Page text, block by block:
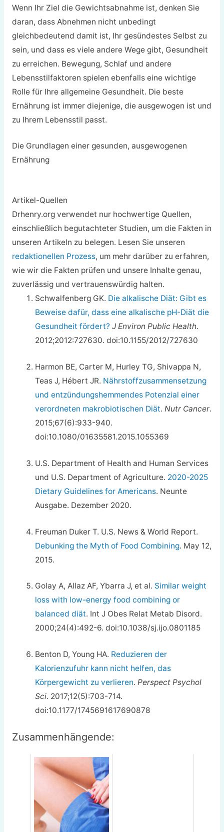
Wenn Ihr Ziel die Gewichtsabnahme ist, denken Sie
daran, dass Abnehmen nicht unbedingt
gleichbedeutend damit ist, Ihr gesündestes Selbst zu
sein, und dass es viele andere Wege gibt, Gesundheit
zu erreichen. Bewegung, Schlaf und andere
Lebensstilfaktoren spielen ebenfalls eine wichtige
Rolle für Ihre allgemeine Gesundheit. Die beste
Ernährung ist immer diejenige, die ausgewogen ist und
zu Ihrem Lebensstil passt.
Die Grundlagen einer gesunden, ausgewogenen
Ernährung
Artikel-Quellen
Drhenry.org verwendet nur hochwertige Quellen,
einschließlich begutachteter Studien, um die Fakten in
unseren Artikeln zu belegen. Lesen Sie unseren
redaktionellen Prozess, um mehr darüber zu erfahren,
wie wir die Fakten prüfen und unsere Inhalte genau,
zuverlässig und vertrauenswürdig halten.
Schwalfenberg GK. Die alkalische Diät: Gibt es
Beweise dafür, dass eine alkalische pH-Diät die
Gesundheit fördert? J Environ Public Health.
2012;2012:727630. doi:10.1155/2012/727630
Harmon BE, Carter M, Hurley TG, Shivappa N,
Teas J, Hébert JR. Nährstoffzusammensetzung
und entzündungshemmendes Potenzial einer
verordneten makrobiotischen Diät.Nutr Cancer.
2015;67(6):933-940.
doi:10.1080/01635581.2015.1055369
U.S. Department of Health and Human Services
und U.S. Department of Agriculture. 2020-2025
Dietary Guidelines for Americans. Neunte
Ausgabe. Dezember 2020.
Freuman Duker T. U.S. News & World Report.
Debunking the Myth of Food Combining. May 12,
2015.
Golay A, Allaz AF, Ybarra J, et al. Similar weight
loss with low-energy food combining or
balanced diät. Int J Obes Relat Metab Disord.
2000;24(4):492-6. doi:10.1038/sj.ijo.0801185
Benton D, Young HA. Reduzieren der
Kalorienzufuhr kann nicht helfen, das
Körpergewicht zu verlieren.Perspect Psychol
Sci. 2017;12(5):703-714.
doi:10.1177/1745691617690878
Zusammenhängende: